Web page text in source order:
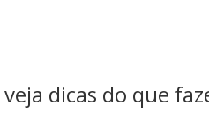
dicas do que